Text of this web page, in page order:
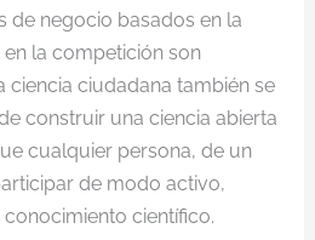
de negocio basados en la
la competición son
ciencia ciudadana también se
construir una ciencia abierta
cualquier persona, de un
de modo activo,
científico.